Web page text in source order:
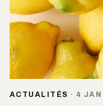
ACTUALITÉS · 4 JAN